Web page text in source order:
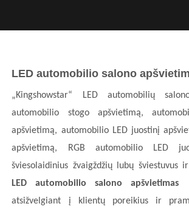
LED automobilio salono
„Kingshowstar“ LED automobilių
automobilio stogo apšvietimą,
apšvietimą, automobilio LED juostinį
apšvietimą, RGB automobilio LED
šviesolaidinius žvaigždžių lubų šviestuvus
LED automobilio salono apšvietimas
atsižvelgiant į klientų poreikius ir